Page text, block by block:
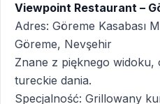
Viewpoint Restaurant –
Adres: Göreme Kasabası
Göreme, Nevşehir
Znane z pięknego widoku,
tureckie dania.
Specjalność: Grillowany